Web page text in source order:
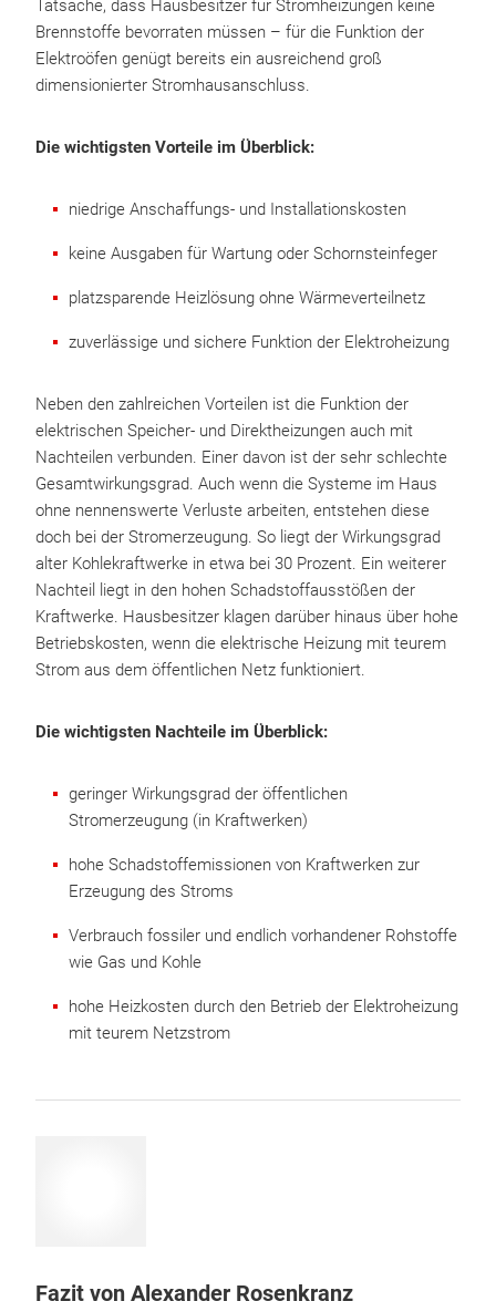
Tatsache, dass Hausbesitzer für Stromheizungen keine
Brennstoffe bevorraten müssen – für die Funktion der
Elektroöfen genügt bereits ein ausreichend groß
dimensionierter Stromhausanschluss.
Die wichtigsten Vorteile im Überblick:
niedrige Anschaffungs- und Installationskosten
keine Ausgaben für Wartung oder Schornsteinfeger
platzsparende Heizlösung ohne Wärmeverteilnetz
zuverlässige und sichere Funktion der Elektroheizung
Neben den zahlreichen Vorteilen ist die Funktion der
elektrischen Speicher- und Direktheizungen auch mit
Nachteilen verbunden. Einer davon ist der sehr schlechte
Gesamtwirkungsgrad. Auch wenn die Systeme im Haus
ohne nennenswerte Verluste arbeiten, entstehen diese
doch bei der Stromerzeugung. So liegt der Wirkungsgrad
alter Kohlekraftwerke in etwa bei 30 Prozent. Ein weiterer
Nachteil liegt in den hohen Schadstoffausstößen der
Kraftwerke. Hausbesitzer klagen darüber hinaus über hohe
Betriebskosten, wenn die elektrische Heizung mit teurem
Strom aus dem öffentlichen Netz funktioniert.
Die wichtigsten Nachteile im Überblick:
geringer Wirkungsgrad der öffentlichen
Stromerzeugung (in Kraftwerken)
hohe Schadstoffemissionen von Kraftwerken zur
Erzeugung des Stroms
Verbrauch fossiler und endlich vorhandener Rohstoffe
wie Gas und Kohle
hohe Heizkosten durch den Betrieb der Elektroheizung
mit teurem Netzstrom
Fazit von Alexander Rosenkranz